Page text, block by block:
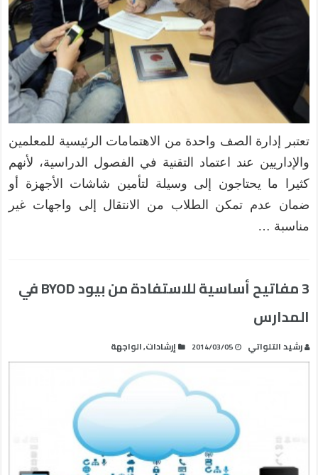
تعتبر إدارة الصف واحدة من الاهتمامات الرئيسية للمعلمين
والإداريين عند اعتماد التقنية في الفصول الدراسية، لأنهم
كثيرا ما يحتاجون إلى وسيلة لتأمين شاشات الأجهزة أو
ضمان عدم تمكن الطلاب من الانتقال إلى واجهات غير
مناسبة …
3 مفاتيح أساسية للاستفادة من بيود BYOD في
المدارس
رشيد التلواتي 2014/03/05 إرشادات,الواجهة